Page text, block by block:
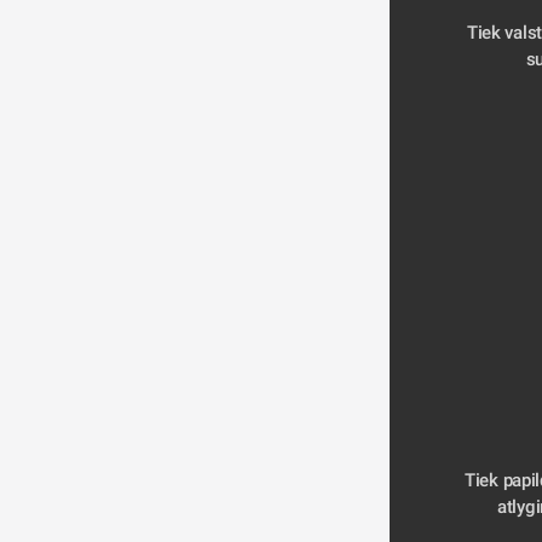
Tiek
Tiek